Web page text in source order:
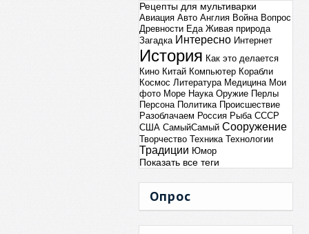
Рецепты для мультиварки
Авиация Авто Англия Война Вопрос
Древности Еда Живая природа
Загадка Интересно Интернет
История Как это делается
Кино Китай Компьютер Корабли
Космос Литература Медицина Мои
фото Море Наука Оружие Перлы
Персона Политика Происшествие
Разоблачаем Россия Рыба СССР
США СамыйСамый Сооружение
Творчество Техника Технологии
Традиции Юмор
Показать все теги
Опрос